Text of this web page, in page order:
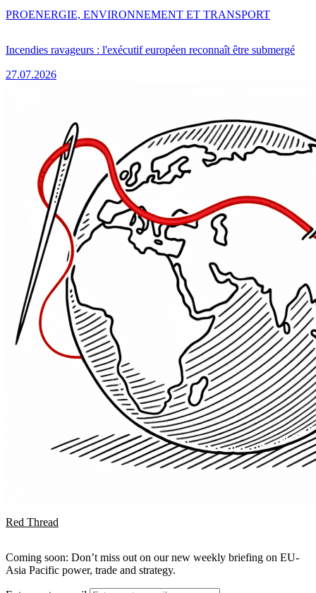
Incendies ravageurs : l'exécutif européen reconnaît être submergé
27.07.2026
PROENERGIE, ENVIRONNEMENT ET TRANSPORT
Red Thread
Coming soon: Don’t miss out on our new weekly briefing on EU-
Asia Pacific power, trade and strategy.